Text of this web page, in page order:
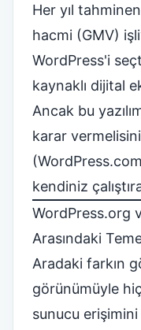
Her yıl
hacmi (GMV)
WordPress'i
kaynaklı dijital
Ancak bu
karar
kendiniz
WordPress.org
Arasındaki
Aradaki farkın
görünümüyle
sunucu